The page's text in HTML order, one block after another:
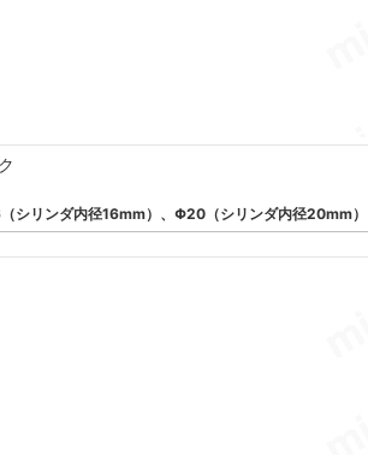
シリンダ内径16mm）、Φ20（シリンダ内径20mm）